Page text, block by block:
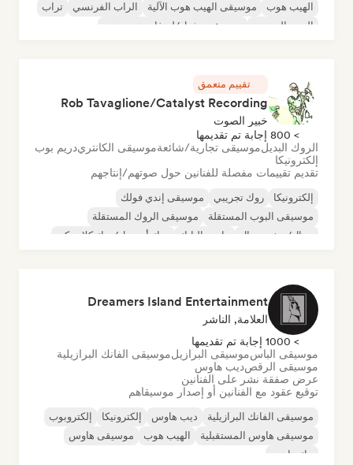
الهيب هوب
موسيقى الهيب هوب الآلية الراب الفرنسي
تراب
البوب الحضري
موسيقى تشيل/لو-فاي هيب هوب
تقييم متعمق
Rob Tavaglione/Catalyst Recording
خبير الصوت
> 800 إجابة تم تقديمها
الروك البديلموسيقى تجارية/شائعةموسيقى الكانتريدريم بوب
إلكترونيكا
تقديم تقييمات مفصلة للفنانين حول صوتهم/إنتاجهم
إلكترونيكا روك تجريبي
موسيقى إندي فولك
موسيقى البوب المستقلة
موسيقى الروك المستقلة
ميتال/هيفي ميتال
ما بعد البانك روك أند رول/روك كلاسيكي
Dreamers Island Entertainment
العلامة, الناشر
> 1000 إجابة تم تقديمها
موسيقى الباسموسيقى البرازيلموسيقى الفانك البرازيلية
موسيقى الرقصديب هاوس
عرض صفقة نشر على الفنانين
توقيع عقود مع الفنانين أو إصدار موسيقاهم
موسيقى الفانك البرازيلية ديب هاوس إلكترونيكا
إلكتروبوب
موسيقى هاوس المستقبلية
الهيب هوب
موسيقى هاوس
تيك هاوس